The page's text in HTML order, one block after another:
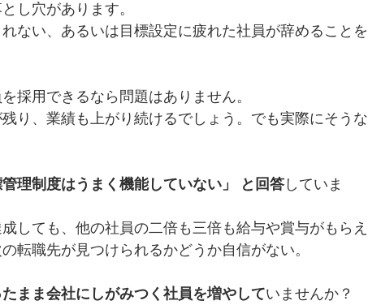
し穴があります。
ない、あるいは目標設定に疲れた社員が辞めることを
採用できるなら問題はありません。
り、業績も上がり続けるでしょう。でも実際にそうな
理制度はうまく機能していない」 と回答 していま
しても、他の社員の二倍も三倍も給与や賞与がもらえ
転職先が見つけられるかどうか自信がない。
まま会社にしがみつく社員を増やしていませんか？